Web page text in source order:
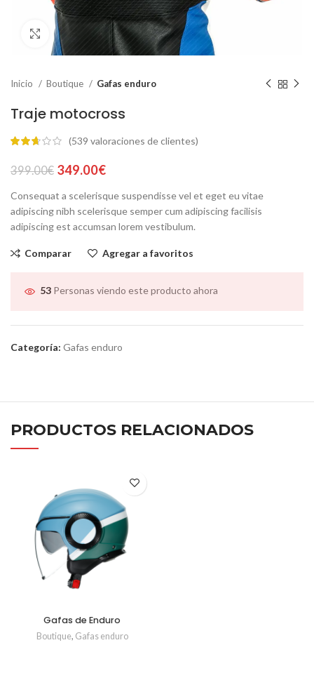
Click to enlarge
Inicio Boutique Gafas enduro
Traje motocross
(539 valoraciones de clientes)
399.00€ El
original
era:
399.00€.
349.00€El
actual
es:
349.00€.
Consequat a scelerisque suspendisse vel et eget eu vitae
adipiscing nibh scelerisque semper cum adipiscing facilisis
adipiscing est accumsan lorem vestibulum.
Comparar Agregar a favoritos
53 Personas viendo este producto ahora
Categoría: Gafas enduro
PRODUCTOS RELACIONADOS
Gafas de Enduro
Boutique, Gafas enduro